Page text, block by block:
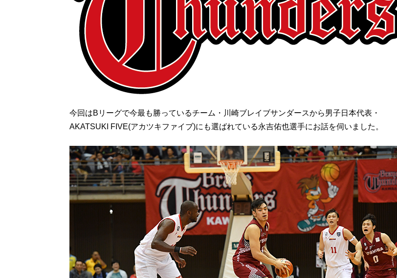
今回はBリーグで今最も勝っているチーム・川崎ブレイブサンダースから男子日本代表・
AKATSUKI FIVE(アカツキファイブ)にも選ばれている永吉佑也選手にお話を伺いました。